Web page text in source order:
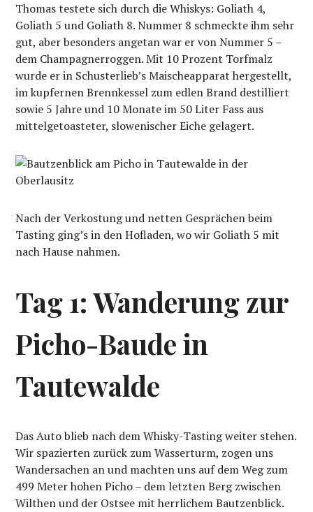
Thomas testete sich durch die Whiskys: Goliath 4,
Goliath 5 und Goliath 8. Nummer 8 schmeckte ihm sehr
gut, aber besonders angetan war er von Nummer 5 –
dem Champagnerroggen. Mit 10 Prozent Torfmalz
wurde er in Schusterlieb’s Maischeapparat hergestellt,
im kupfernen Brennkessel zum edlen Brand destilliert
sowie 5 Jahre und 10 Monate im 50 Liter Fass aus
mittelgetoasteter, slowenischer Eiche gelagert.
Nach der Verkostung und netten Gesprächen beim
Tasting ging’s in den Hofladen, wo wir Goliath 5 mit
nach Hause nahmen.
Tag 1: Wanderung zur
Picho-Baude in
Tautewalde
Das Auto blieb nach dem Whisky-Tasting weiter stehen.
Wir spazierten zurück zum Wasserturm, zogen uns
Wandersachen an und machten uns auf dem Weg zum
499 Meter hohen Picho – dem letzten Berg zwischen
Wilthen und der Ostsee mit herrlichem Bautzenblick.